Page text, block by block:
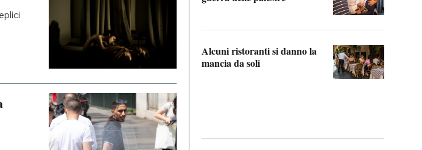
Alcuni ristoranti si danno la
mancia da soli